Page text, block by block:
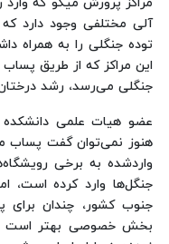
مراکز پرورش میگو که
آلی مختلفی وجود دارد
توده جنگلی را به همراه
این مراکز که از طریق
جنگلی می‌رسد، رشد درختان
عضو هیات علمی دانشکده
هنوز نمی‌توان گفت پساب
واردشده به برخی
جنگل‌ها وارد کرده است،
جنوب کشور، چندان
بخش خصوصی بهتر است